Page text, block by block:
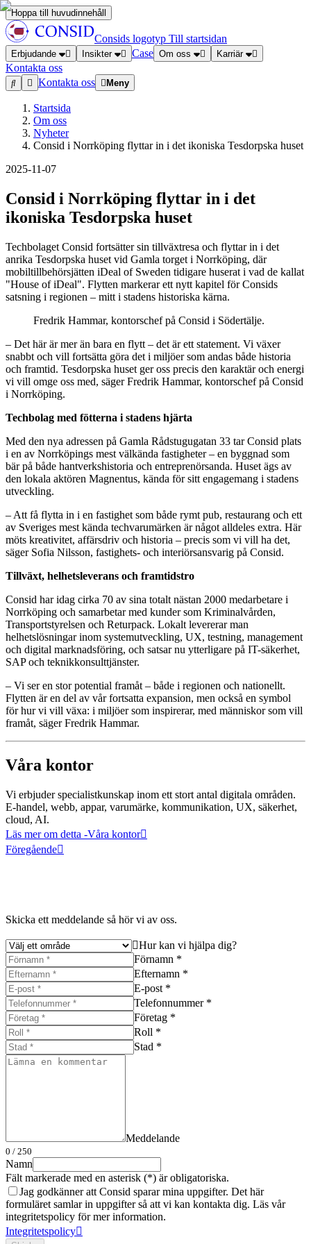
Hoppa till huvudinnehåll
Consids logotyp Till startsidan
Erbjudande Insikter Case Om oss Karriär
Kontakta oss
Kontakta oss
Meny
Startsida
Om oss
Nyheter
Consid i Norrköping flyttar in i det ikoniska Tesdorpska huset
2025-11-07
Consid i Norrköping flyttar in i det
ikoniska Tesdorpska huset
Techbolaget Consid fortsätter sin tillväxtresa och flyttar in i det
anrika Tesdorpska huset vid Gamla torget i Norrköping, där
mobiltillbehörsjätten iDeal of Sweden tidigare huserat i vad de kallat
"House of iDeal". Flytten markerar ett nytt kapitel för Consids
satsning i regionen – mitt i stadens historiska kärna.
Fredrik Hammar, kontorschef på Consid i Södertälje.
– Det här är mer än bara en flytt – det är ett statement. Vi växer
snabbt och vill fortsätta göra det i miljöer som andas både historia
och framtid. Tesdorpska huset ger oss precis den karaktär och energi
vi vill omge oss med, säger Fredrik Hammar, kontorschef på Consid
i Norrköping.
Techbolag med fötterna i stadens hjärta
Med den nya adressen på Gamla Rådstugugatan 33 tar Consid plats
i en av Norrköpings mest välkända fastigheter – en byggnad som
bär på både hantverkshistoria och entreprenörsanda. Huset ägs av
den lokala aktören Magnentus, kända för sitt engagemang i stadens
utveckling.
– Att få flytta in i en fastighet som både rymt pub, restaurang och ett
av Sveriges mest kända techvarumärken är något alldeles extra. Här
möts kreativitet, affärsdriv och historia – precis som vi vill ha det,
säger Sofia Nilsson, fastighets- och interiörsansvarig på Consid.
Tillväxt, helhetsleverans och framtidstro
Consid har idag cirka 70 av sina totalt nästan 2000 medarbetare i
Norrköping och samarbetar med kunder som Kriminalvården,
Transportstyrelsen och Returpack. Lokalt levererar man
helhetslösningar inom systemutveckling, UX, testning, management
och digital marknadsföring, och satsar nu ytterligare på IT-säkerhet,
SAP och teknikkonsulttjänster.
– Vi ser en stor potential framåt – både i regionen och nationellt.
Flytten är en del av vår fortsatta expansion, men också en symbol
för hur vi vill växa: i miljöer som inspirerar, med människor som vill
framåt, säger Fredrik Hammar.
Våra kontor
Vi erbjuder specialistkunskap inom ett stort antal digitala områden.
E-handel, webb, appar, varumärke, kommunikation, UX, säkerhet,
cloud, AI.
Läs mer om detta -Våra kontor
Föregående
Skicka ett meddelande så hör vi av oss.
Hur kan vi hjälpa dig?
Förnamn *
Efternamn *
E-post *
Telefonnummer *
Företag *
Roll *
Stad *
Meddelande
0 / 250
Namn
Fält markerade med en asterisk (*) är obligatoriska.
Jag godkänner att Consid sparar mina uppgifter. Det här
formuläret samlar in uppgifter så att vi kan kontakta dig. Läs vår
integritetspolicy för mer information.
Integritetspolicy